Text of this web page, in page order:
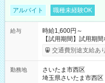
アルバイト 職種未経験OK
給与
時給1,600円～
【試用期間】試用期間
交通費別途支給あり
勤務地
さいたま市西区
埼玉県さいたま市西区